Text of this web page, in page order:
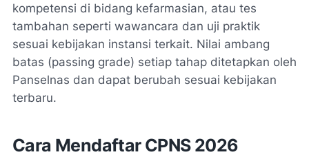
kompetensi di bidang kefarmasian, atau tes
tambahan seperti wawancara dan uji praktik
sesuai kebijakan instansi terkait. Nilai ambang
batas (passing grade) setiap tahap ditetapkan oleh
Panselnas dan dapat berubah sesuai kebijakan
terbaru.
Cara Mendaftar CPNS 2026